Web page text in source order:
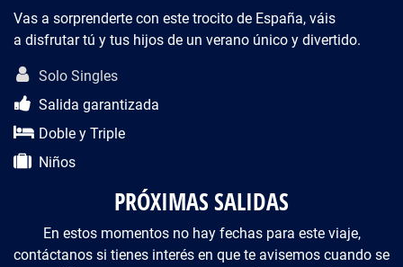
Vas a sorprenderte con este trocito de España, váis
a disfrutar tú y tus hijos de un verano único y divertido.
Descripción del viaje
Solo Singles
Salida garantizada
Doble y Triple
Niños
PRÓXIMAS SALIDAS
En estos momentos no hay fechas para este viaje,
contáctanos si tienes interés en que te avisemos cuando se